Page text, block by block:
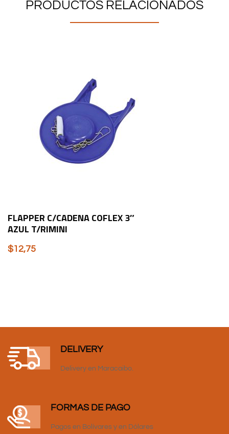
PRODUCTOS RELACIONADOS
FLAPPER C/CADENA COFLEX 3″
AZUL T/RIMINI
$12,75
DELIVERY
Delivery en Maracaibo.
FORMAS DE PAGO
Pagos en Bolívares y en Dólares